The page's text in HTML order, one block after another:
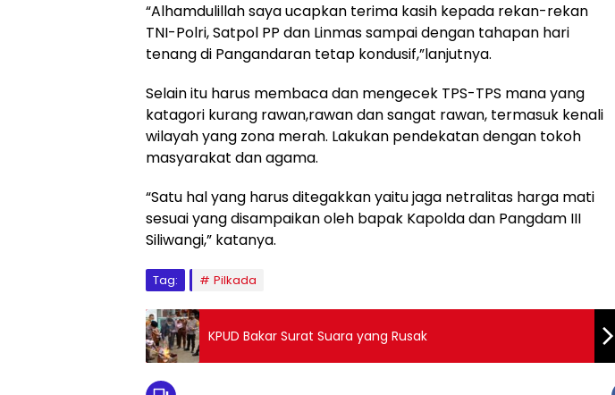
“Alhamdulillah saya ucapkan terima kasih kepada rekan-rekan
TNI-Polri, Satpol PP dan Linmas sampai dengan tahapan hari
tenang di Pangandaran tetap kondusif,”lanjutnya.
Selain itu harus membaca dan mengecek TPS-TPS mana yang
katagori kurang rawan,rawan dan sangat rawan, termasuk kenali
wilayah yang zona merah. Lakukan pendekatan dengan tokoh
masyarakat dan agama.
“Satu hal yang harus ditegakkan yaitu jaga netralitas harga mati
sesuai yang disampaikan oleh bapak Kapolda dan Pangdam III
Siliwangi,” katanya.
Tag: Pilkada
KPUD Bakar Surat Suara yang Rusak